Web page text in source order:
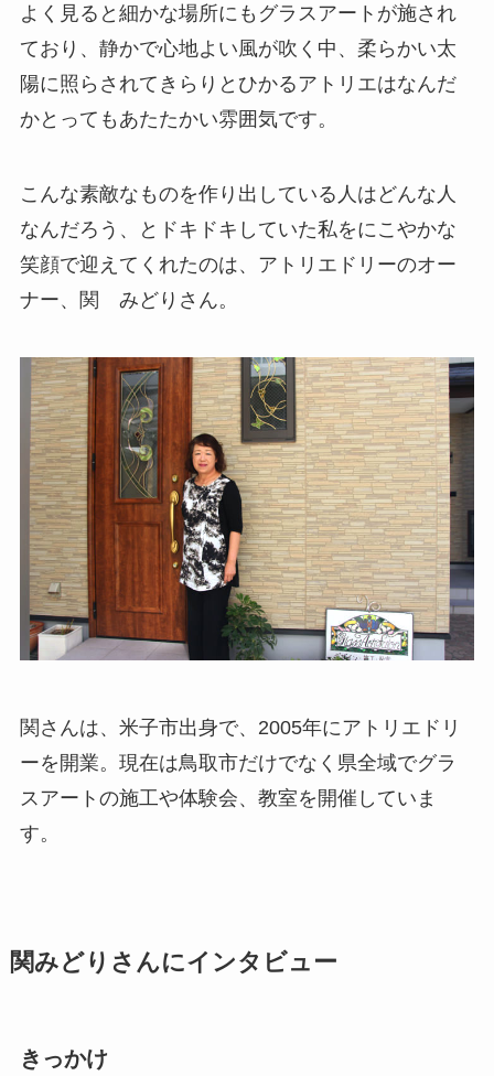
よく見ると細かな場所にもグラスアートが施され
ており、静かで心地よい風が吹く中、柔らかい太
陽に照らされてきらりとひかるアトリエはなんだ
かとってもあたたかい雰囲気です。
こんな素敵なものを作り出している人はどんな人
なんだろう、とドキドキしていた私をにこやかな
笑顔で迎えてくれたのは、アトリエドリーのオー
ナー、関 みどりさん。
関さんは、米子市出身で、2005年にアトリエドリ
ーを開業。現在は鳥取市だけでなく県全域でグラ
スアートの施工や体験会、教室を開催していま
す。
関みどりさんにインタビュー
きっかけ